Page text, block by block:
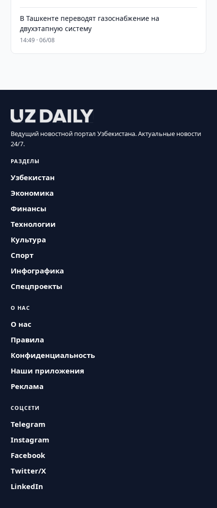
В Ташкенте переводят газоснабжение на
двухэтапную систему
14:49 · 06/08
Ведущий новостной портал Узбекистана. Актуальные новости
24/7.
РАЗДЕЛЫ
Узбекистан
Экономика
Финансы
Технологии
Культура
Спорт
Инфографика
Спецпроекты
О НАС
О нас
Правила
Конфиденциальность
Наши приложения
Реклама
СОЦСЕТИ
Telegram
Instagram
Facebook
Twitter/X
LinkedIn